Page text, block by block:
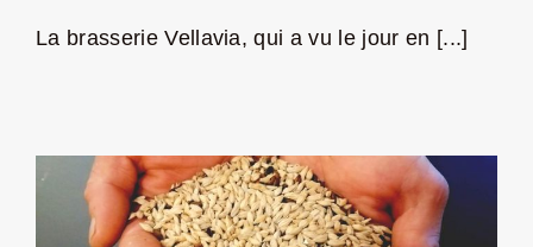
Rechercher:
La brasserie Vellavia, qui a vu le jour en [...]